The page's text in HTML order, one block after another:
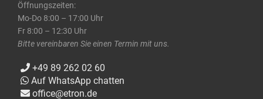
Öffnungszeiten:
Mo-Do 8:00 – 17:00 Uhr
Fr 8:00 – 12:30 Uhr
Bitte vereinbaren Sie einen Termin mit uns.
+49 89 262 02 60
Auf WhatsApp chatten
office@etron.de